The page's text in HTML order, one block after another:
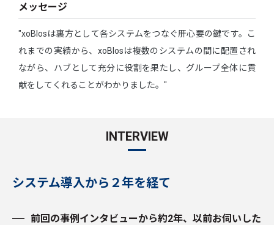
メッセージ
"xoBlosは裏方として各システムをつなぐ肝心要の鍵です。こ
れまでの実績から、xoBlosは複数のシステムの間に配置され
ながら、ハブとして充分に役割を果たし、グループ全体に貢
献をしてくれることがわかりました。"
INTERVIEW
システム導入から２年を経て
前回の事例インタビューから約2年、以前お伺いした